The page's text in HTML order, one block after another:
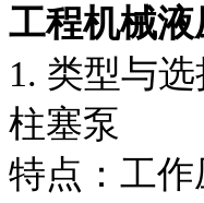
工程机械液
1. 类型与选
柱塞泵
特点：工